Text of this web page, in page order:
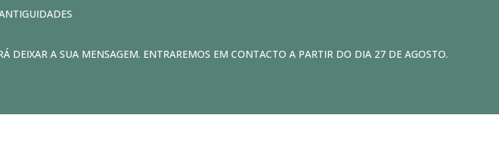
DEIXAR A SUA MENSAGEM. ENTRAREMOS EM CONTACTO A PARTIR DO DIA 27 DE AGOSTO.